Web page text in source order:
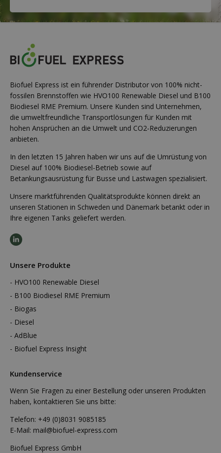
Biofuel Express ist ein führender Distributor von 100% nicht-
fossilen Brennstoffen wie HVO100 Renewable Diesel und B100
Biodiesel RME Premium. Unsere Kunden sind Unternehmen,
die umweltfreundliche Transportlösungen für Kunden mit
hohen Ansprüchen an die Umwelt und CO2-Reduzierungen
anbieten.
In den letzten 15 Jahren haben wir uns auf die Umrüstung von
Diesel auf 100% Biodiesel-Betrieb sowie auf
Betankungsausrüstung für Busse und Lastwagen spezialisiert.
Unsere marktführenden Qualitätsprodukte können direkt an
unseren Stationen in Schweden und Dänemark betankt oder in
Ihre eigenen Tanks geliefert werden.
Unsere Produkte
HVO100 Renewable Diesel
B100 Biodiesel RME Premium
Biogas
Diesel
AdBlue
Biofuel Express Insight
Kundenservice
Wenn Sie Fragen zu einer Bestellung oder unseren Produkten
haben, kontaktieren Sie uns bitte:
Telefon: +49 (0)8031 9085185
E-Mail: mail@biofuel-express.com
Biofuel Express GmbH